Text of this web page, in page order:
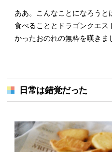
ああ。こんなことになろうと
食べることとドラゴンクエス
かったおのれの無粋を嘆きま
日常は錯覚だった